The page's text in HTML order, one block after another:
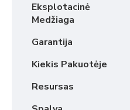
Eksplotacinė
Medžiaga
Garantija
Kiekis Pakuotėje
Resursas